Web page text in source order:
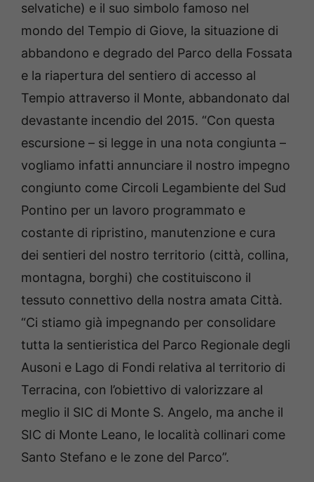
selvatiche) e il suo simbolo famoso nel
mondo del Tempio di Giove, la situazione di
abbandono e degrado del Parco della Fossata
e la riapertura del sentiero di accesso al
Tempio attraverso il Monte, abbandonato dal
devastante incendio del 2015. “Con questa
escursione – si legge in una nota congiunta –
vogliamo infatti annunciare il nostro impegno
congiunto come Circoli Legambiente del Sud
Pontino per un lavoro programmato e
costante di ripristino, manutenzione e cura
dei sentieri del nostro territorio (città, collina,
montagna, borghi) che costituiscono il
tessuto connettivo della nostra amata Città.
“Ci stiamo già impegnando per consolidare
tutta la sentieristica del Parco Regionale degli
Ausoni e Lago di Fondi relativa al territorio di
Terracina, con l’obiettivo di valorizzare al
meglio il SIC di Monte S. Angelo, ma anche il
SIC di Monte Leano, le località collinari come
Santo Stefano e le zone del Parco”.